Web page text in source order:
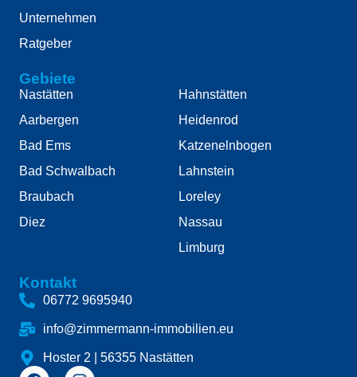
Unternehmen
Ratgeber
Gebiete
Nastätten
Aarbergen
Bad Ems
Bad Schwalbach
Braubach
Diez
Hahnstätten
Heidenrod
Katzenelnbogen
Lahnstein
Loreley
Nassau
Limburg
Kontakt
06772 9695940
info@zimmermann-immobilien.eu
Hoster 2 | 56355 Nastätten